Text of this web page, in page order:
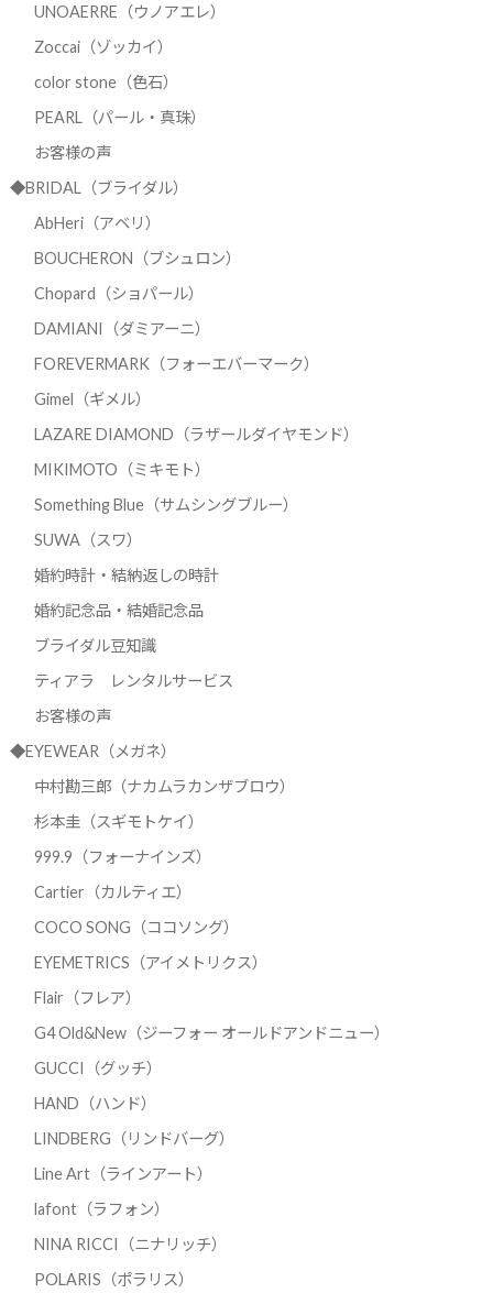
UNOAERRE（ウノアエレ）
Zoccai（ゾッカイ）
color stone（色石）
PEARL（パール・真珠）
お客様の声
◆BRIDAL（ブライダル）
AbHeri（アベリ）
BOUCHERON（ブシュロン）
Chopard（ショパール）
DAMIANI（ダミアーニ）
FOREVERMARK（フォーエバーマーク）
Gimel（ギメル）
LAZARE DIAMOND（ラザールダイヤモンド）
MIKIMOTO（ミキモト）
Something Blue（サムシングブルー）
SUWA（スワ）
婚約時計・結納返しの時計
婚約記念品・結婚記念品
ブライダル豆知識
ティアラ レンタルサービス
お客様の声
◆EYEWEAR（メガネ）
中村勘三郎（ナカムラカンザブロウ）
杉本圭（スギモトケイ）
999.9（フォーナインズ）
Cartier（カルティエ）
COCO SONG（ココソング）
EYEMETRICS（アイメトリクス）
Flair（フレア）
G4 Old&New（ジーフォー オールドアンドニュー）
GUCCI（グッチ）
HAND（ハンド）
LINDBERG（リンドバーグ）
Line Art（ラインアート）
lafont（ラフォン）
NINA RICCI（ニナリッチ）
POLARIS（ポラリス）